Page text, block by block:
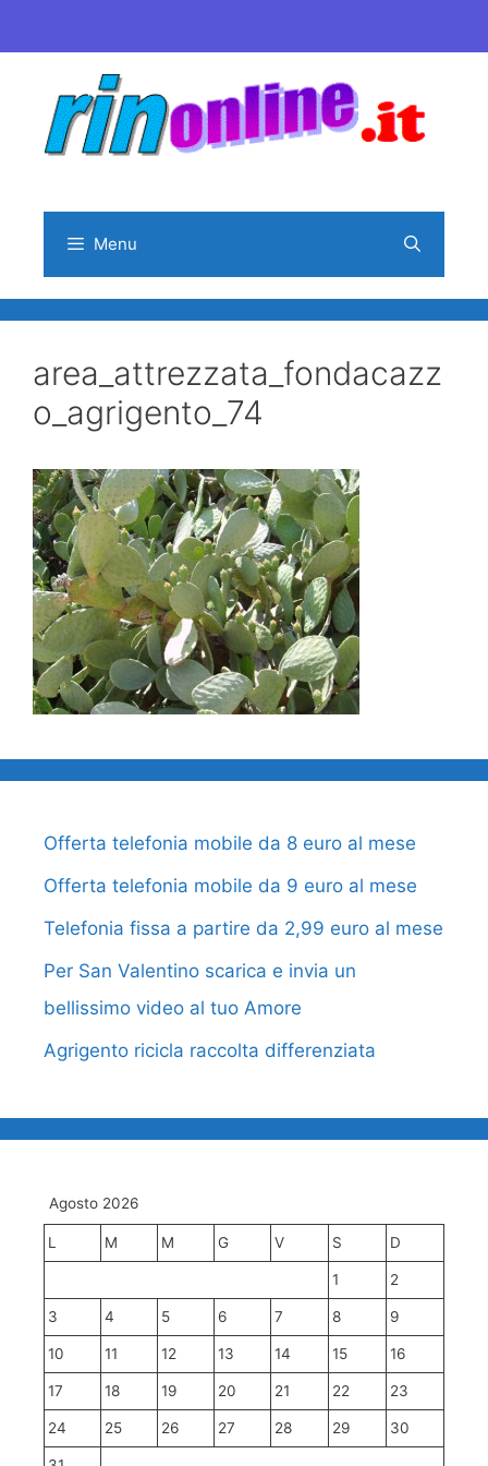
al
contenuto
Menu
area_attrezzata_fondacazz
o_agrigento_74
Offerta telefonia mobile da 8 euro al mese
Offerta telefonia mobile da 9 euro al mese
Telefonia fissa a partire da 2,99 euro al mese
Per San Valentino scarica e invia un
bellissimo video al tuo Amore
Agrigento ricicla raccolta differenziata
Agosto 2026
L M M G V S D
1 2
3 4 5 6 7 8 9
10 11 12 13 14 15 16
17 18 19 20 21 22 23
24 25 26 27 28 29 30